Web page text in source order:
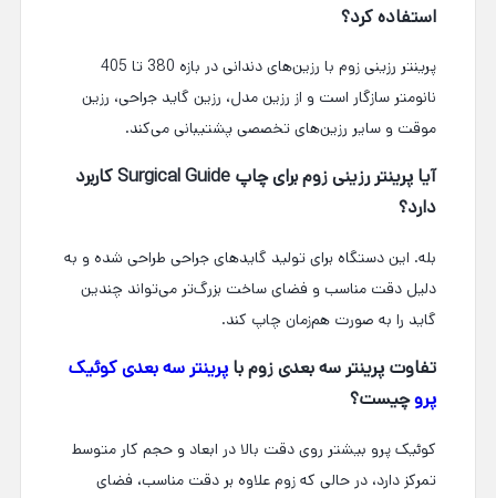
استفاده کرد؟
پرینتر رزینی زوم با رزین‌های دندانی در بازه 380 تا 405
نانومتر سازگار است و از رزین مدل، رزین گاید جراحی، رزین
موقت و سایر رزین‌های تخصصی پشتیبانی می‌کند.
آیا پرینتر رزینی زوم برای چاپ Surgical Guide کاربرد
دارد؟
بله. این دستگاه برای تولید گایدهای جراحی طراحی شده و به
دلیل دقت مناسب و فضای ساخت بزرگ‌تر می‌تواند چندین
گاید را به صورت هم‌زمان چاپ کند.
تفاوت پرینتر سه بعدی زوم با پرینتر سه بعدی کوئیک
پروچیست؟
کوئیک پرو بیشتر روی دقت بالا در ابعاد و حجم کار متوسط
تمرکز دارد، در حالی که زوم علاوه بر دقت مناسب، فضای